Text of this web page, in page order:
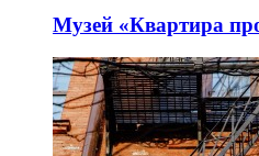
Музей «Квартира